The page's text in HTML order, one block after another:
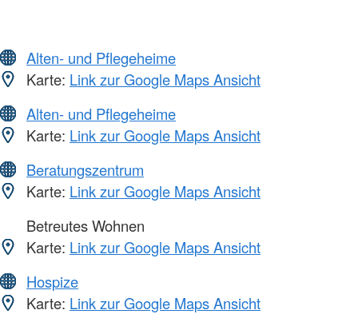
Alten- und Pflegeheime
Karte: Link zur Google Maps Ansicht
Alten- und Pflegeheime
Karte: Link zur Google Maps Ansicht
Beratungszentrum
Karte: Link zur Google Maps Ansicht
Betreutes Wohnen
Karte: Link zur Google Maps Ansicht
Hospize
Karte: Link zur Google Maps Ansicht